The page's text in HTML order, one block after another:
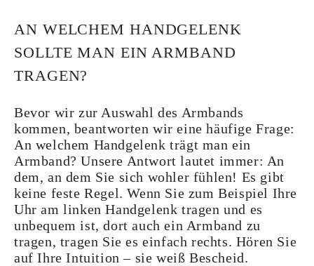
AN WELCHEM HANDGELENK
SOLLTE MAN EIN ARMBAND
TRAGEN?
Bevor wir zur Auswahl des Armbands
kommen, beantworten wir eine häufige Frage:
An welchem Handgelenk trägt man ein
Armband? Unsere Antwort lautet immer: An
dem, an dem Sie sich wohler fühlen! Es gibt
keine feste Regel. Wenn Sie zum Beispiel Ihre
Uhr am linken Handgelenk tragen und es
unbequem ist, dort auch ein Armband zu
tragen, tragen Sie es einfach rechts. Hören Sie
auf Ihre Intuition – sie weiß Bescheid.